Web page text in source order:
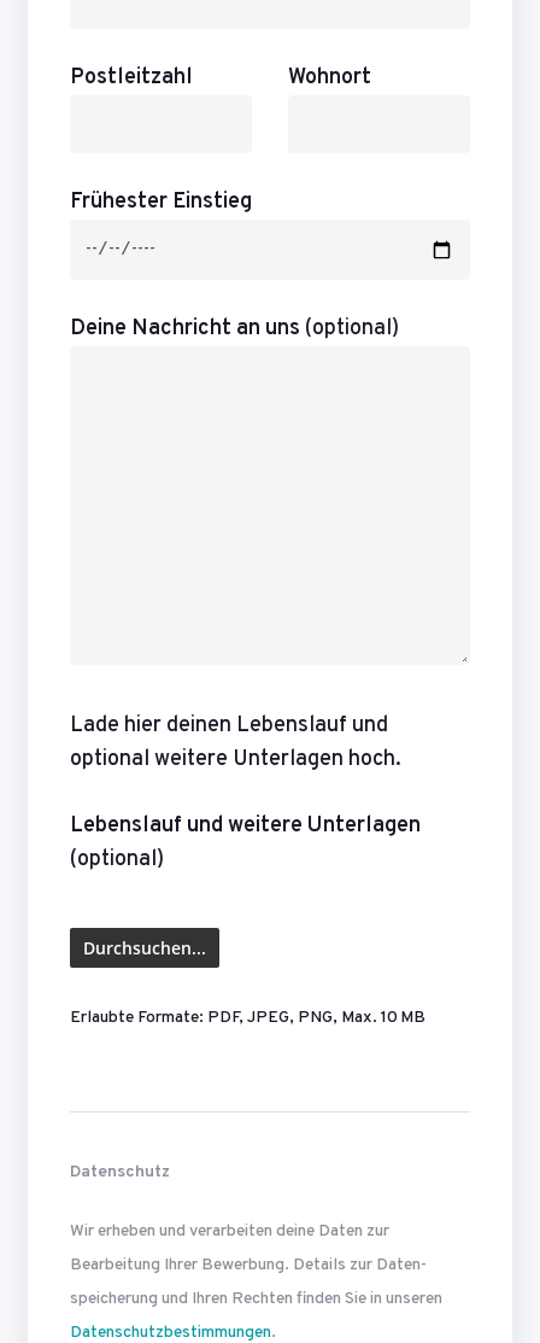
Postleitzahl Wohnort
Frühester Einstieg
Deine Nachricht an uns (optional)
Lade hier deinen Lebenslauf und
optional weitere Unterlagen hoch.
Lebenslauf und weitere Unterlagen
(optional)
Erlaubte Formate: PDF, JPEG, PNG, Max. 10 MB
Datenschutz
Wir erheben und verarbeiten deine Daten zur
Bearbeitung Ihrer Bewerbung. Details zur Daten­
speicherung und Ihren Rechten finden Sie in unseren
Datenschutzbestimmungen.